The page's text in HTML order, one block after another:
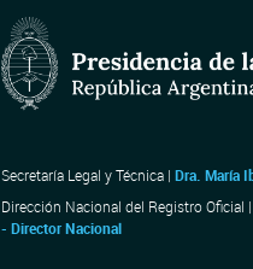
Secretaría Legal y Técnica | Dra. María
Dirección Nacional del Registro Oficial |
- Director Nacional